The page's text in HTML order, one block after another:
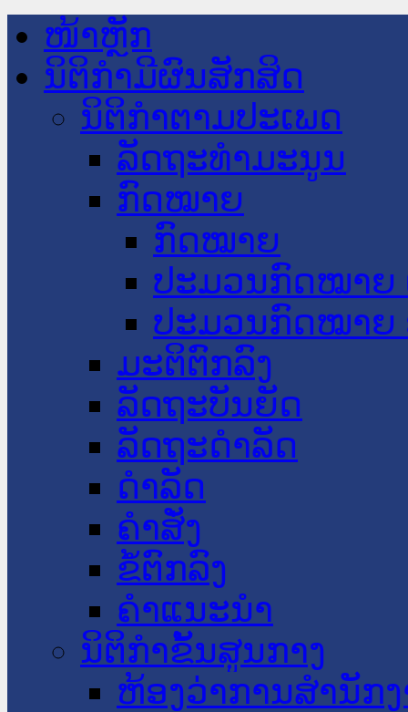
ໜ້າຫຼັກ
ນິຕິກໍາມີຜົນສັກສິດ
ນິຕິກໍາຕາມປະເພດ
ລັດຖະທໍາມະນູນ
ກົດໝາຍ
ກົດໝາຍ
ປະມວນກົດໝາຍ
ປະມວນກົດໝາຍ
ມະຕິຕົກລົງ
ລັດຖະບັນຍັດ
ລັດຖະດໍາລັດ
ດໍາລັດ
ຄໍາສັ່ງ
ຂໍ້ຕົກລົງ
ຄໍາແນະນໍາ
ນິຕິກໍາຂັ້ນສູນກາງ
ຫ້ອງວ່າການສໍານັກ